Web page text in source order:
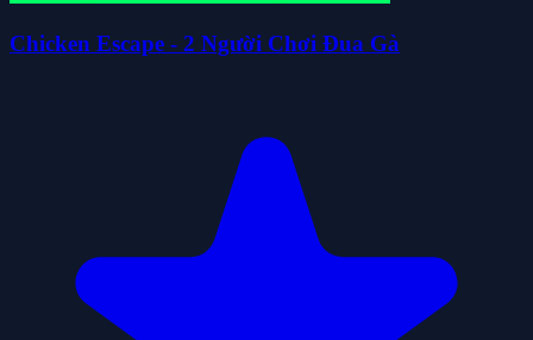
Chicken Escape - 2 Người Chơi Đua Gà